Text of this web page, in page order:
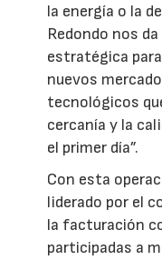
la energía o la
Redondo nos
estratégica
nuevos
tecnológicos
cercanía y la
el primer día”.
Con esta
liderado por el
la facturación
participadas a